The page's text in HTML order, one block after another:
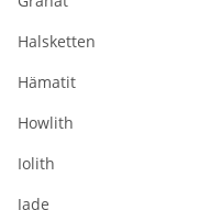
Halsketten
Hämatit
Howlith
Iolith
Jade